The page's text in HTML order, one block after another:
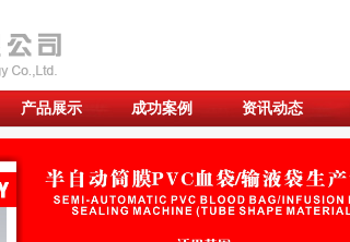
产品展示 成功案例 资讯动态